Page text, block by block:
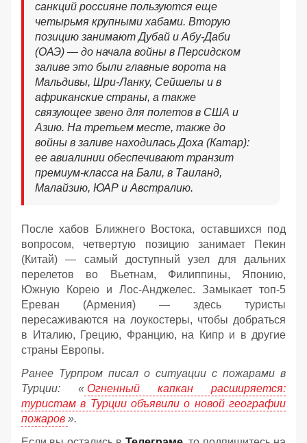
санкций россияне пользуются еще
четырьмя крупными хабами. Вторую
позицию занимают Дубай и Абу-Даби
(ОАЭ) — до начала войны в Персидском
заливе это были главные ворота на
Мальдивы, Шри-Ланку, Сейшелы и в
африканские страны, а также
связующее звено для полетов в США и
Азию. На третьем месте, также до
войны в заливе находилась Доха (Катар):
ее авиалинии обеспечивают транзит
премиум-класса на Бали, в Таиланд,
Малайзию, ЮАР и Австралию.
После хабов Ближнего Востока, оставшихся под
вопросом, четвертую позицию занимает Пекин
(Китай) — самый доступный узел для дальних
перелетов во Вьетнам, Филиппины, Японию,
Южную Корею и Лос-Анджелес. Замыкает топ-5
Ереван (Армения) — здесь туристы
пересаживаются на лоукостеры, чтобы добраться
в Италию, Грецию, Францию, на Кипр и в другие
страны Европы.
Ранее Турпром писал о ситуации с пожарами в
Турции: « Огненный капкан расширяется:
туристам в Турции объявили о новой географии
пожаров ».